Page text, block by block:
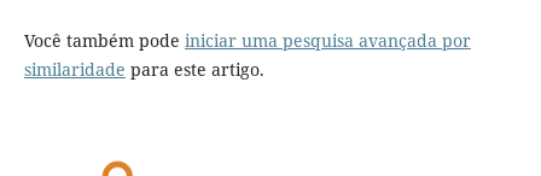
Você também pode iniciar uma pesquisa avançada por
similaridade para este artigo.